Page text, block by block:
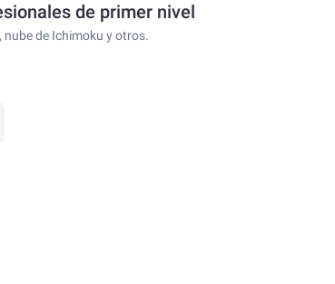
de primer nivel
de Ichimoku y otros.